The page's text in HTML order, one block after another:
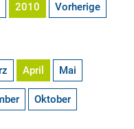
2010 Vorherige
April Mai
Oktober